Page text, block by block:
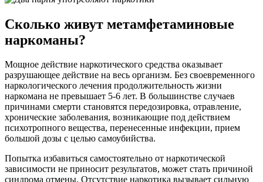
Сколько живут метамфетаминовые
наркоманы?
Мощное действие наркотического средства оказывает
разрушающее действие на весь организм. Без своевременного
наркологического лечения продолжительность жизни
наркомана не превышает 5-6 лет. В большинстве случаев
причинами смерти становятся передозировка, отравление,
хронические заболевания, возникающие под действием
психотропного вещества, перенесенные инфекции, прием
большой дозы с целью самоубийства.
Попытка избавиться самостоятельно от наркотической
зависимости не приносит результатов, может стать причиной
синдрома отмены. Отсутствие наркотика вызывает сильную